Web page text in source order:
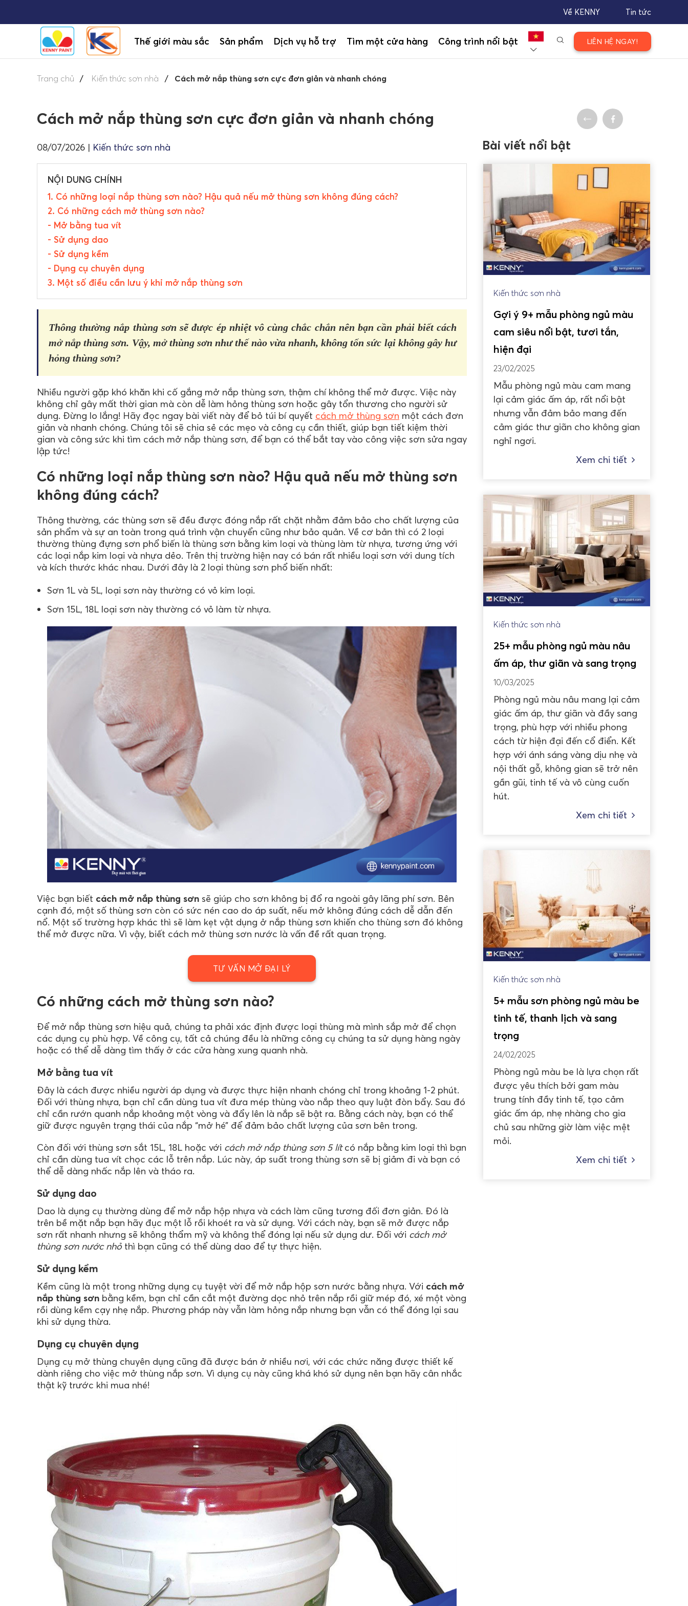
Tin tức
Về KENNY
Thế giới màu sắc Sản phẩm Dịch vụ hỗ trợ Tìm một cửa hàng Công trình nổi bật LIÊN HỆ NGAY!
Trang chủ Kiến thức sơn nhà Cách mở nắp thùng sơn cực đơn giản và nhanh chóng
Cách mở nắp thùng sơn cực đơn giản và nhanh chóng
08/07/2026 | Kiến thức sơn nhà
NỘI DUNG CHÍNH
1. Có những loại nắp thùng sơn nào? Hậu quả nếu mở thùng sơn không đúng cách?
2. Có những cách mở thùng sơn nào?
- Mở bằng tua vít
- Sử dụng dao
- Sử dụng kềm
- Dụng cụ chuyên dụng
3. Một số điều cần lưu ý khi mở nắp thùng sơn
Thông thường nắp thùng sơn sẽ được ép nhiệt vô cùng chắc chắn nên bạn cần phải biết cách
mở nắp thùng sơn. Vậy, mở thùng sơn như thế nào vừa nhanh, không tốn sức lại không gây hư
hỏng thùng sơn?
Nhiều người gặp khó khăn khi cố gắng mở nắp thùng sơn, thậm chí không thể mở được. Việc này
không chỉ gây mất thời gian mà còn dễ làm hỏng thùng sơn hoặc gây tổn thương cho người sử
dụng. Đừng lo lắng! Hãy đọc ngay bài viết này để bỏ túi bí quyết cách mở thùng sơn một cách đơn
giản và nhanh chóng. Chúng tôi sẽ chia sẻ các mẹo và công cụ cần thiết, giúp bạn tiết kiệm thời
gian và công sức khi tìm cách mở nắp thùng sơn, để bạn có thể bắt tay vào công việc sơn sửa ngay
lập tức!
Có những loại nắp thùng sơn nào? Hậu quả nếu mở thùng sơn
không đúng cách?
Thông thường, các thùng sơn sẽ đều được đóng nắp rất chặt nhằm đảm bảo cho chất lượng của
sản phẩm và sự an toàn trong quá trình vận chuyển cũng như bảo quản. Về cơ bản thì có 2 loại
thường thùng đựng sơn phổ biến là thùng sơn bằng kim loại và thùng làm từ nhựa, tương ứng với
các loại nắp kim loại và nhựa dẻo. Trên thị trường hiện nay có bán rất nhiều loại sơn với dung tích
và kích thước khác nhau. Dưới đây là 2 loại thùng sơn phổ biến nhất:
Sơn 1L và 5L, loại sơn này thường có vỏ kim loại.
Sơn 15L, 18L loại sơn này thường có vỏ làm từ nhựa.
Việc bạn biết cách mở nắp thùng sơn sẽ giúp cho sơn không bị đổ ra ngoài gây lãng phí sơn. Bên
cạnh đó, một số thùng sơn còn có sức nén cao do áp suất, nếu mở không đúng cách dễ dẫn đến
nổ. Một số trường hợp khác thì sẽ làm kẹt vật dụng ở nắp thùng sơn khiến cho thùng sơn đó không
thể mở được nữa. Vì vậy, biết cách mở thùng sơn nước là vấn đề rất quan trọng.
TƯ VẤN MỞ ĐẠI LÝ
Có những cách mở thùng sơn nào?
Để mở nắp thùng sơn hiệu quả, chúng ta phải xác định được loại thùng mà mình sắp mở để chọn
các dụng cụ phù hợp. Về công cụ, tất cả chúng đều là những công cụ chúng ta sử dụng hàng ngày
hoặc có thể dễ dàng tìm thấy ở các cửa hàng xung quanh nhà.
Mở bằng tua vít
Đây là cách được nhiều người áp dụng và được thực hiện nhanh chóng chỉ trong khoảng 1-2 phút.
Đối với thùng nhựa, bạn chỉ cần dùng tua vít đưa mép thùng vào nắp theo quy luật đòn bẩy. Sau đó
chỉ cần rướn quanh nắp khoảng một vòng và đẩy lên là nắp sẽ bật ra. Bằng cách này, bạn có thể
giữ được nguyên trạng thái của nắp “mở hé” để đảm bảo chất lượng của sơn bên trong.
Còn đối với thùng sơn sắt 15L, 18L hoặc với cách mở nắp thùng sơn 5 lítcó nắp bằng kim loại thì bạn
chỉ cần dùng tua vít chọc các lỗ trên nắp. Lúc này, áp suất trong thùng sơn sẽ bị giảm đi và bạn có
thể dễ dàng nhấc nắp lên và tháo ra.
Sử dụng dao
Dao là dụng cụ thường dùng để mở nắp hộp nhựa và cách làm cũng tương đối đơn giản. Đó là
trên bề mặt nắp bạn hãy đục một lỗ rồi khoét ra và sử dụng. Với cách này, bạn sẽ mở được nắp
sơn rất nhanh nhưng sẽ không thẩm mỹ và không thể đóng lại nếu sử dụng dư. Đối với cách mở
thùng sơn nước nhỏ thì bạn cũng có thể dùng dao để tự thực hiện.
Sử dụng kềm
Kềm cũng là một trong những dụng cụ tuyệt vời để mở nắp hộp sơn nước bằng nhựa. Với cách mở
nắp thùng sơn bằng kềm, bạn chỉ cần cắt một đường dọc nhỏ trên nắp rồi giữ mép đó, xé một vòng
rồi dùng kềm cạy nhẹ nắp. Phương pháp này vẫn làm hỏng nắp nhưng bạn vẫn có thể đóng lại sau
khi sử dụng thừa.
Dụng cụ chuyên dụng
Dụng cụ mở thùng chuyên dụng cũng đã được bán ở nhiều nơi, với các chức năng được thiết kế
dành riêng cho việc mở thùng nắp sơn. Vì dụng cụ này cũng khá khó sử dụng nên bạn hãy cân nhắc
thật kỹ trước khi mua nhé!
Bài viết nổi bật
Kiến thức sơn nhà
Gợi ý 9+ mẫu phòng ngủ màu
cam siêu nổi bật, tươi tắn,
hiện đại
23/02/2025
Mẫu phòng ngủ màu cam mang
lại cảm giác ấm áp, rất nổi bật
nhưng vẫn đảm bảo mang đến
cảm giác thư giãn cho không gian
nghỉ ngơi.
Xem chi tiết
Kiến thức sơn nhà
25+ mẫu phòng ngủ màu nâu
ấm áp, thư giãn và sang trọng
10/03/2025
Phòng ngủ màu nâu mang lại cảm
giác ấm áp, thư giãn và đầy sang
trọng, phù hợp với nhiều phong
cách từ hiện đại đến cổ điển. Kết
hợp với ánh sáng vàng dịu nhẹ và
nội thất gỗ, không gian sẽ trở nên
gần gũi, tinh tế và vô cùng cuốn
hút.
Xem chi tiết
Kiến thức sơn nhà
5+ mẫu sơn phòng ngủ màu be
tinh tế, thanh lịch và sang
trọng
24/02/2025
Phòng ngủ màu be là lựa chọn rất
được yêu thích bởi gam màu
trung tính đầy tinh tế, tạo cảm
giác ấm áp, nhẹ nhàng cho gia
chủ sau những giờ làm việc mệt
mỏi.
Xem chi tiết